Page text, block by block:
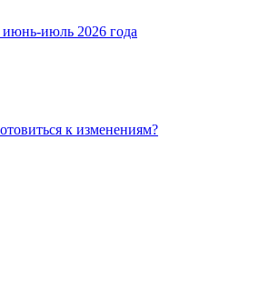
июль 2026 года
к изменениям?